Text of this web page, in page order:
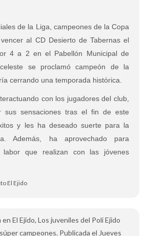
de la Liga, campeones de la Copa
al CD Desierto de Tabernas el
4 a 2 en el Pabellón Municipal de
se proclamó campeón de la
cerrando una temporada histórica.
con los jugadores del club,
sus sensaciones tras el fin de este
y les ha deseado suerte para la
Además, ha aprovechado para
labor que realizan con las jóvenes
El Ejido
El Ejido, Los juveniles del Poli Ejido
campeones. Publicada el Jueves